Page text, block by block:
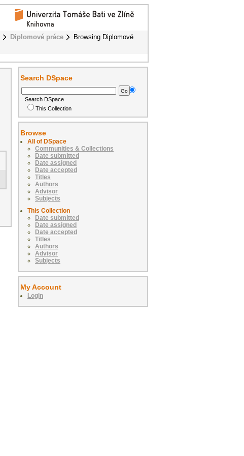
Diplomové práce
Browsing Diplomové
Search DSpace
Search DSpace
This Collection
Browse
All of DSpace
Communities & Collections
Date submitted
Date assigned
Date accepted
Titles
Authors
Advisor
Subjects
This Collection
Date submitted
Date assigned
Date accepted
Titles
Authors
Advisor
Subjects
My Account
Login